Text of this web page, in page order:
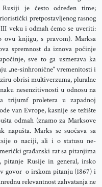
Rusiji je često određen time;
pretpostavljenog rasnog
veku i odmah ćemo se uveriti:
knjigu, s pravom). Marksa
spremnost da iznova počinje
sve to ga usmerava ka
„ne-sinhronične“ vremenitosti i
obrisi multiverzuma, pluralne
nesenzitivnosti u odnosu na
trijumf proletera u zapadnoj
van Evrope, kasnije se težište
odmah (znamo za Marksove
napušta. Marks se suočava sa
o naciji, ali i o statusu ne-
građanski rat sa pitanjima
pitanje Rusije in general, irsko
govor o irskom pitanju (1867) i
relevantnost zahvatanja ne